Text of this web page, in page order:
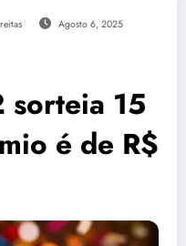
Agosto 6, 2025
15
é de R$